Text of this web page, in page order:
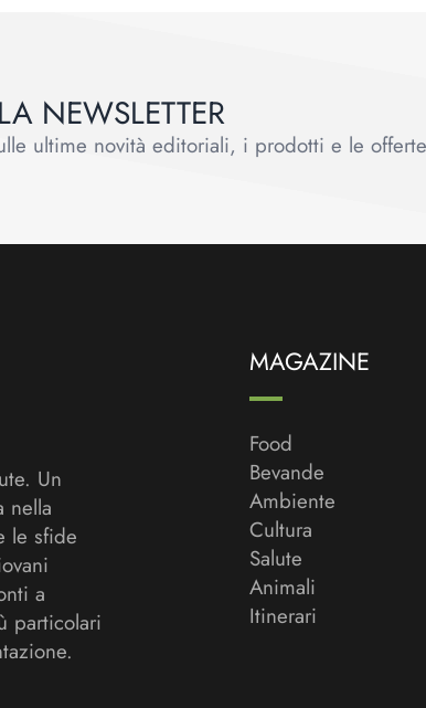
NEWSLETTER
ultime novità editoriali, i prodotti e le offerte
Un
nella
le sfide
a
particolari
MAGAZINE
Food
Bevande
Ambiente
Cultura
Salute
Animali
Itinerari